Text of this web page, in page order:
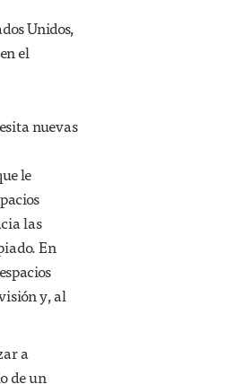
Unidos,
el
nuevas
le
las
En
y, al
a
de un